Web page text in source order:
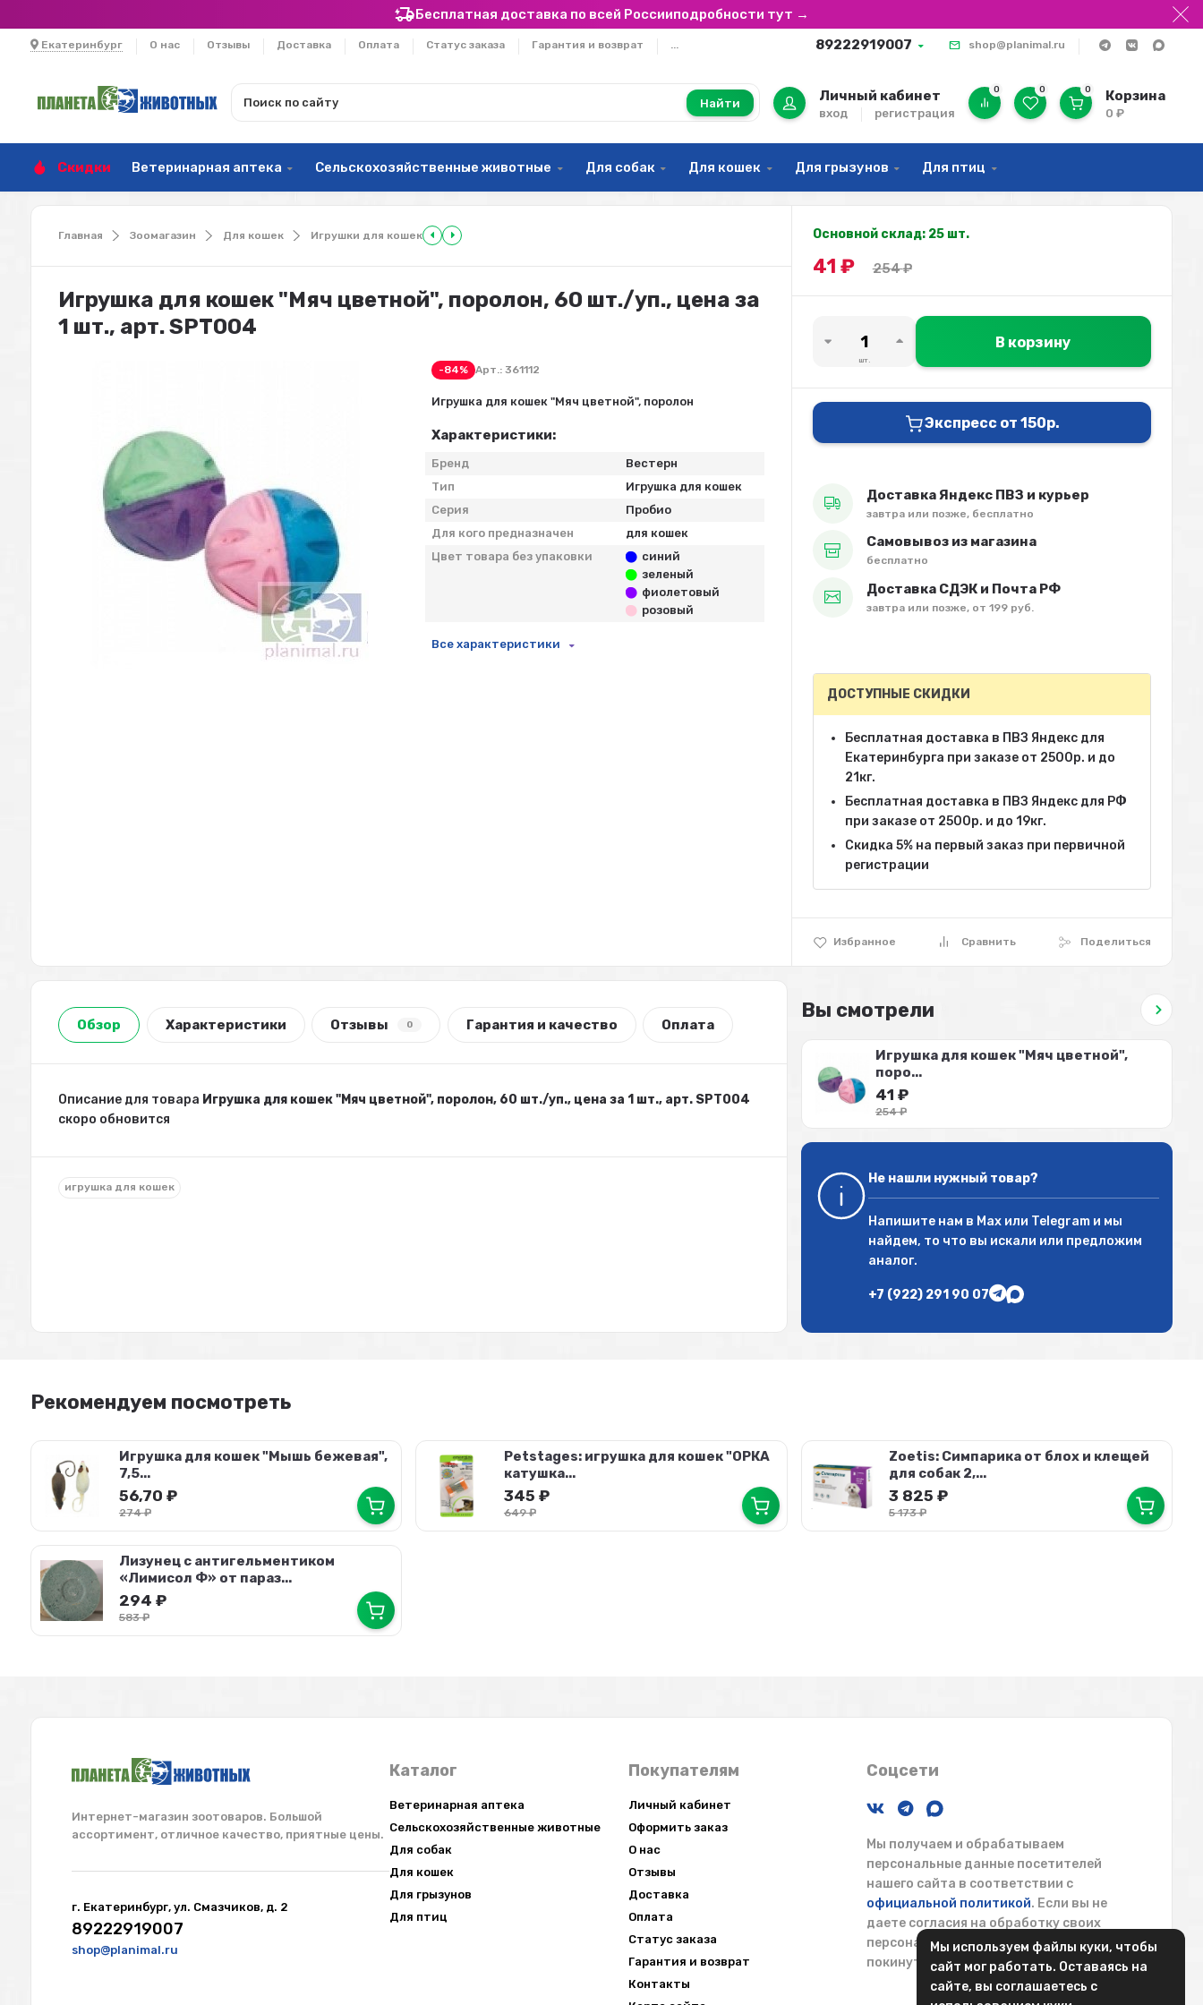
Мы используем файлы куки, чтобы
сайт мог работать. Оставаясь на
сайте, вы соглашаетесь с
Бесплатная доставка по всей Россииподробности тут →
Екатеринбург О нас Отзывы Доставка Оплата Статус заказа Гарантия и возврат ... 89222919007 shop@planimal.ru
Найти Личный кабинет
вход регистрация
0 0 0 Корзина
0₽
Скидки Ветеринарная аптека Сельскохозяйственные животные Для собак Для кошек Для грызунов Для птиц
Главная Зоомагазин Для кошек Игрушки для кошек
Игрушка для кошек "Мяч цветной", поролон, 60 шт./уп., цена за
1 шт., арт. SPT004
-84% Арт.:361112
Игрушка для кошек "Мяч цветной", поролон
Характеристики:
Бренд
Вестерн
Тип
Игрушка для кошек
Серия
Пробио
Для кого предназначен
для кошек
Цвет товара без упаковки
синий
зеленый
фиолетовый
розовый
Все характеристики
Основной склад: 25 шт.
41 ₽ 254₽
шт.
В корзину
Экспресс от 150р.
Доставка Яндекс ПВЗ и курьер
завтра или позже, бесплатно
Самовывоз из магазина
бесплатно
Доставка СДЭК и Почта РФ
завтра или позже, от 199 руб.
Избранное Сравнить Поделиться
ДОСТУПНЫЕ СКИДКИ
Бесплатная доставка в ПВЗ Яндекс для
Екатеринбурга при заказе от 2500р. и до
21кг.
Бесплатная доставка в ПВЗ Яндекс для РФ
при заказе от 2500р. и до 19кг.
Скидка 5% на первый заказ при первичной
регистрации
Обзор Характеристики Отзывы 0 Гарантия и качество Оплата
Описание для товара Игрушка для кошек "Мяч цветной", поролон, 60 шт./уп., цена за 1 шт., арт. SPT004
скоро обновится
игрушка для кошек
Вы смотрели
Игрушка для кошек "Мяч цветной",
поро...
41₽
254₽
Не нашли нужный товар?
Напишите нам в Maxили Telegramи мы
найдем, то что вы искали или предложим
аналог.
+7 (922) 291 90 07
Рекомендуем посмотреть
Игрушка для кошек "Мышь бежевая",
7,5...
56,70 ₽
274₽
Petstages: игрушка для кошек "ОРКА
катушка...
345 ₽
649₽
Zoetis: Симпарика от блох и клещей
для собак 2,...
3 825 ₽
5 173₽
Лизунец с антигельментиком
«Лимисол Ф» от параз...
294 ₽
583₽
Интернет-магазин зоотоваров. Большой
ассортимент, отличное качество, приятные цены.
г. Екатеринбург, ул. Смазчиков, д. 2
89222919007
shop@planimal.ru
Каталог
Ветеринарная аптека
Сельскохозяйственные животные
Для собак
Для кошек
Для грызунов
Для птиц
Покупателям
Личный кабинет
Оформить заказ
О нас
Отзывы
Доставка
Оплата
Статус заказа
Гарантия и возврат
Контакты
Соцсети
Мы получаем и обрабатываем
персональные данные посетителей
нашего сайта в соответствии с
официальной политикой. Если вы не
даете согласия на обработку своих
персональных данных, вам необходимо
покинуть наш сайт.
Работаем с юр.лицами и ИП
а так же по ЭДО.
×